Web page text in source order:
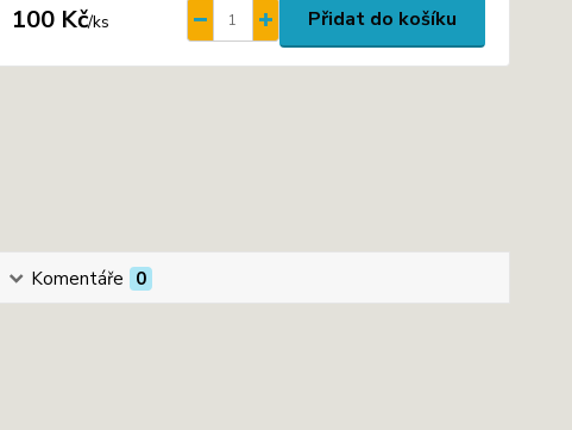
100 Kč/ks Přidat do košíku
Komentáře 0